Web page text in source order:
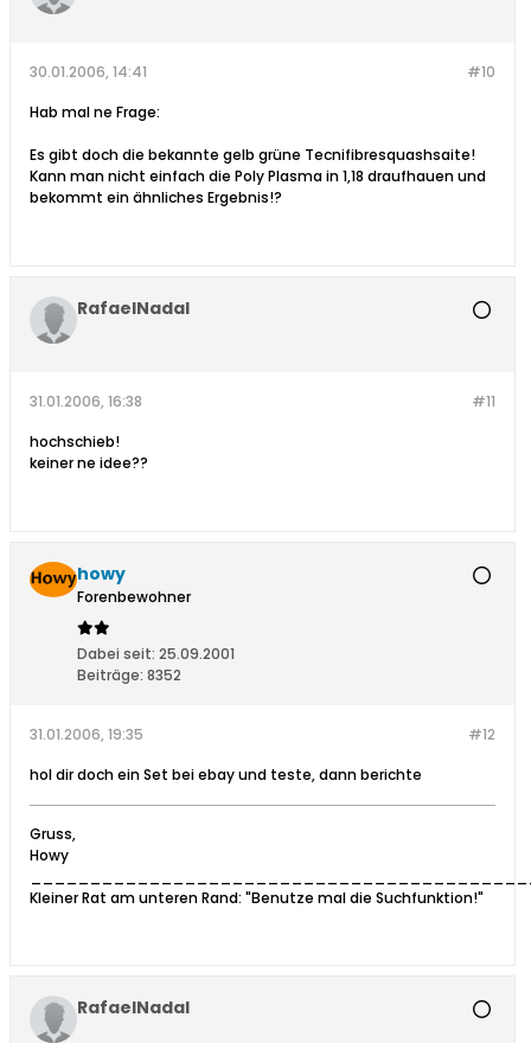
#10
30.01.2006, 14:41
Hab mal ne Frage:
Es gibt doch die bekannte gelb grüne Tecnifibresquashsaite!
Kann man nicht einfach die Poly Plasma in 1,18 draufhauen und
bekommt ein ähnliches Ergebnis!?
RafaelNadal
#11
31.01.2006, 16:38
hochschieb!
keiner ne idee??
howy
Forenbewohner
Dabei seit: 25.09.2001
Beiträge: 8352
#12
31.01.2006, 19:35
hol dir doch ein Set bei ebay und teste, dann berichte
Gruss,
Howy
Kleiner Rat am unteren Rand: "Benutze mal die Suchfunktion!"
RafaelNadal